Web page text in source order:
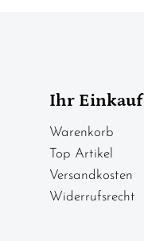
Ihr Einkauf
Warenkorb
Top Artikel
Versandkosten
Widerrufsrecht